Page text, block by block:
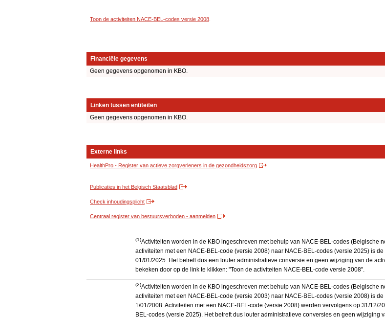
Toon de activiteiten NACE-BEL-codes versie 2008
Financiële gegevens
Geen gegevens opgenomen in KBO.
Linken tussen entiteiten
Geen gegevens opgenomen in KBO.
Externe links
HealthPro - Register van actieve zorgverleners in de gezondheidszorg
Publicaties in het Belgisch Staatsblad
Check inhoudingsplicht
Centraal register van bestuursverboden - aanmelden
(1)Activiteiten worden in de KBO ingeschreven met behulp van NACE-BEL-codes (Belgische
activiteiten met een NACE-BEL-code (versie 2008) naar NACE-BEL-codes (versie 2025) is
01/01/2025. Het betreft dus een louter administratieve conversie en geen wijziging van de
bekeken door op de link te klikken: "Toon de activiteiten NACE-BEL-code versie 2008".
(2)Activiteiten worden in de KBO ingeschreven met behulp van NACE-BEL-codes (Belgische
activiteiten met een NACE-BEL-code (versie 2003) naar NACE-BEL-codes (versie 2008) is
1/01/2008. Activiteiten met een NACE-BEL-code (versie 2008) werden vervolgens op 31/12/
BEL-codes (versie 2025). Het betreft dus louter administratieve conversies en geen wijziging